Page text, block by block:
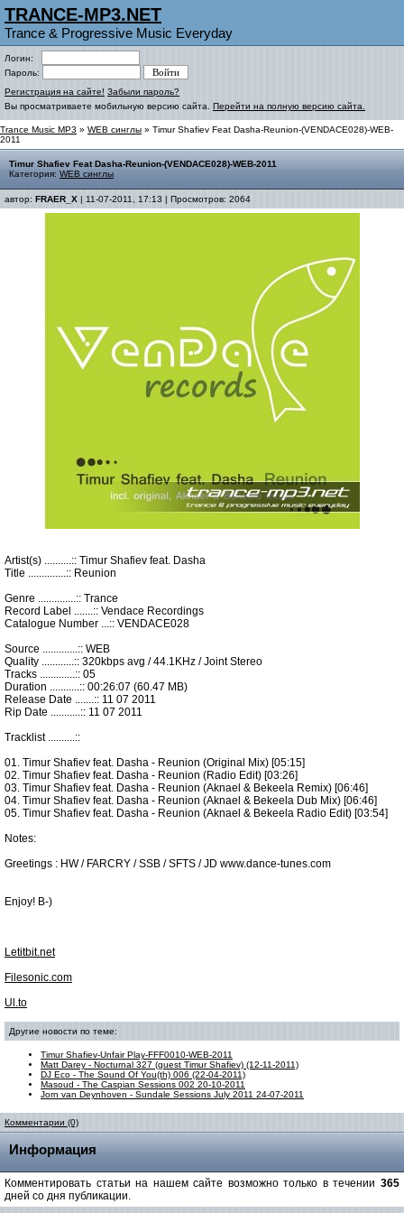
TRANCE-MP3.NET
Trance & Progressive Music Everyday
Логин:
Пароль:
Регистрация на сайте! Забыли пароль?
Вы просматриваете мобильную версию сайта. Перейти на полную версию сайта.
Trance Music MP3 » WEB синглы » Timur Shafiev Feat Dasha-Reunion-(VENDACE028)-WEB-
2011
Timur Shafiev Feat Dasha-Reunion-(VENDACE028)-WEB-2011
Категория: WEB синглы
автор: FRAER_X | 11-07-2011, 17:13 | Просмотров: 2064
Artist(s) ..........:: Timur Shafiev feat. Dasha
Title ..............:: Reunion
Genre ..............:: Trance
Record Label .......:: Vendace Recordings
Catalogue Number ...:: VENDACE028
Source .............:: WEB
Quality ............:: 320kbps avg / 44.1KHz / Joint Stereo
Tracks .............:: 05
Duration ...........:: 00:26:07 (60.47 MB)
Release Date .......:: 11 07 2011
Rip Date ...........:: 11 07 2011
Tracklist ..........::
01. Timur Shafiev feat. Dasha - Reunion (Original Mix) [05:15]
02. Timur Shafiev feat. Dasha - Reunion (Radio Edit) [03:26]
03. Timur Shafiev feat. Dasha - Reunion (Aknael & Bekeela Remix) [06:46]
04. Timur Shafiev feat. Dasha - Reunion (Aknael & Bekeela Dub Mix) [06:46]
05. Timur Shafiev feat. Dasha - Reunion (Aknael & Bekeela Radio Edit) [03:54]
Notes:
Greetings : HW / FARCRY / SSB / SFTS / JD www.dance-tunes.com
Enjoy! B-)
Letitbit.net
Filesonic.com
Ul.to
Другие новости по теме:
Timur Shafiev-Unfair Play-FFF0010-WEB-2011
Matt Darey - Nocturnal 327 (guest Timur Shafiev) (12-11-2011)
DJ Eco - The Sound Of You(th) 006 (22-04-2011)
Masoud - The Caspian Sessions 002 20-10-2011
Jorn van Deynhoven - Sundale Sessions July 2011 24-07-2011
Комментарии (0)
Информация
Комментировать статьи на нашем сайте возможно только в течении 365
дней со дня публикации.